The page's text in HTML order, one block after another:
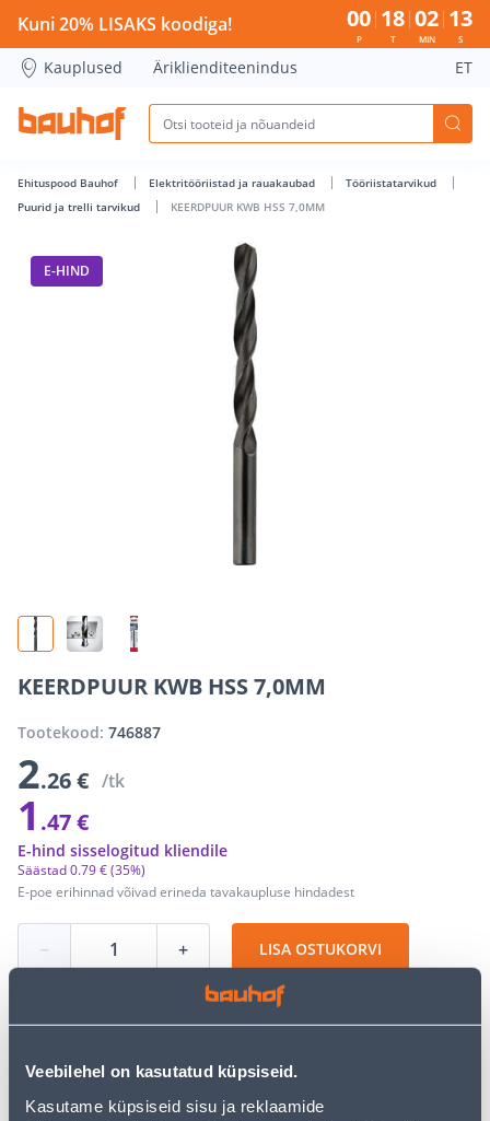
Veebilehel on kasutatud küpsiseid.
Kasutame küpsiseid sisu ja reklaamide
KEERDPUUR KWB HSS 7,0MM - Bauhof has loaded
Kuni 20% LISAKS koodiga! 00
P
18
T
02
MIN
13
S
Kauplused Äriklienditeenindus ET
Ehituspood Bauhof Elektritööriistad ja rauakaubad
Tööriistatarvikud
Puurid ja trelli tarvikud
KEERDPUUR KWB HSS 7,0MM
E-HIND
KEERDPUUR KWB HSS 7,0MM
Tootekood: 746887
2.26 € /tk
1 .47 €
E-poe erihinnad võivad erineda tavakaupluse hindadest
Säästad0.79 €(35%)
E-hind sisselogitud kliendile
− + LISA OSTUKORVI
Vaata saadavust